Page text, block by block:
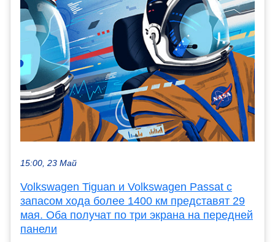
15:00, 23 Май
Volkswagen Tiguan и Volkswagen Passat с
запасом хода более 1400 км представят 29
мая. Оба получат по три экрана на передней
панели